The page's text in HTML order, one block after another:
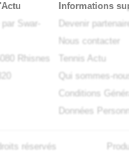
Swar-
Rhisnes
Informations
Devenir
Nous contacter
Tennis Actu
Qui sommes-
Conditions
Données
réservés